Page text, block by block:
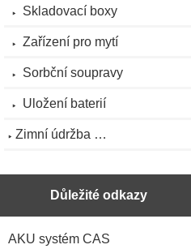
Skladovací boxy
Zařízení pro mytí
Sorbční soupravy
Uložení baterií
Zimní údržba …
Důležité odkazy
AKU systém CAS